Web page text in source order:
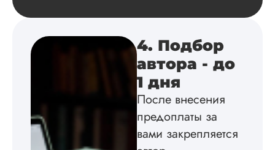
Дата:2024-04-29
Магистерскую
диссертацию по
4. Подбор
автора - до
1 дня
После внесения
предоплаты за
вами закрепляется